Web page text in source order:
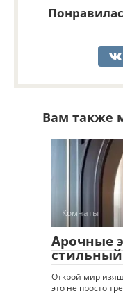
Вам также
Комнаты
Арочные
стильный
Открой мир
это не просто